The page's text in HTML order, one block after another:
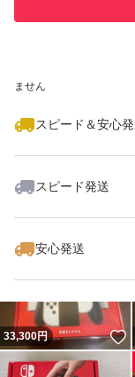
ません
スピード＆安心
スピード発送
安心発送
33,300円